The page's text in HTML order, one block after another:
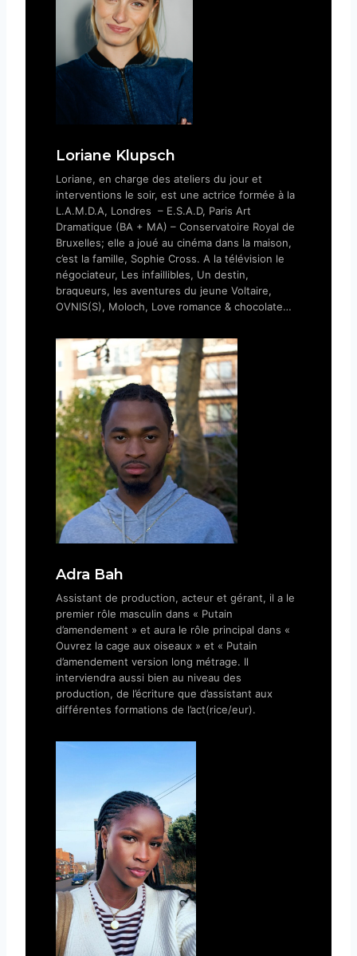
Loriane Klupsch
Loriane, en charge des ateliers du jour et
interventions le soir, est une actrice formée à la
L.A.M.D.A, Londres – E.S.A.D, Paris Art
Dramatique (BA + MA) – Conservatoire Royal de
Bruxelles; elle a joué au cinéma dans la maison,
c’est la famille, Sophie Cross. A la télévision le
négociateur, Les infaillibles, Un destin,
braqueurs, les aventures du jeune Voltaire,
OVNIS(S), Moloch, Love romance & chocolate…
Adra Bah
Assistant de production, acteur et gérant, il a le
premier rôle masculin dans « Putain
d’amendement » et aura le rôle principal dans «
Ouvrez la cage aux oiseaux » et « Putain
d’amendement version long métrage. Il
interviendra aussi bien au niveau des
production, de l’écriture que d’assistant aux
différentes formations de l’act(rice/eur).